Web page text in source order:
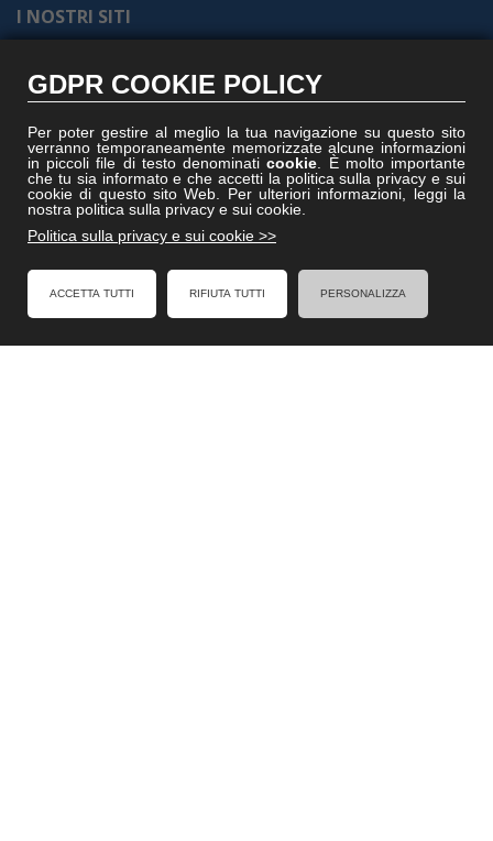
I NOSTRI SITI
Gruppoformel.com
Vitruviocenter.it
Villedisicilia.it
FACEBOOK
Formel - Al Servizio degli Enti Locali
Cookies Policy
GDPR COOKIE POLICY
Per poter gestire al meglio la tua navigazione su questo sito
verranno temporaneamente memorizzate alcune informazioni
in piccoli file di testo denominaticookie . È molto importante
che tu sia informato e che accetti la politica sulla privacy e sui
cookie di questo sito Web. Per ulteriori informazioni, leggi la
nostra politica sulla privacy e sui cookie.
Politica sulla privacy e sui cookie >>
ACCETTA TUTTI RIFIUTA TUTTI PERSONALIZZA